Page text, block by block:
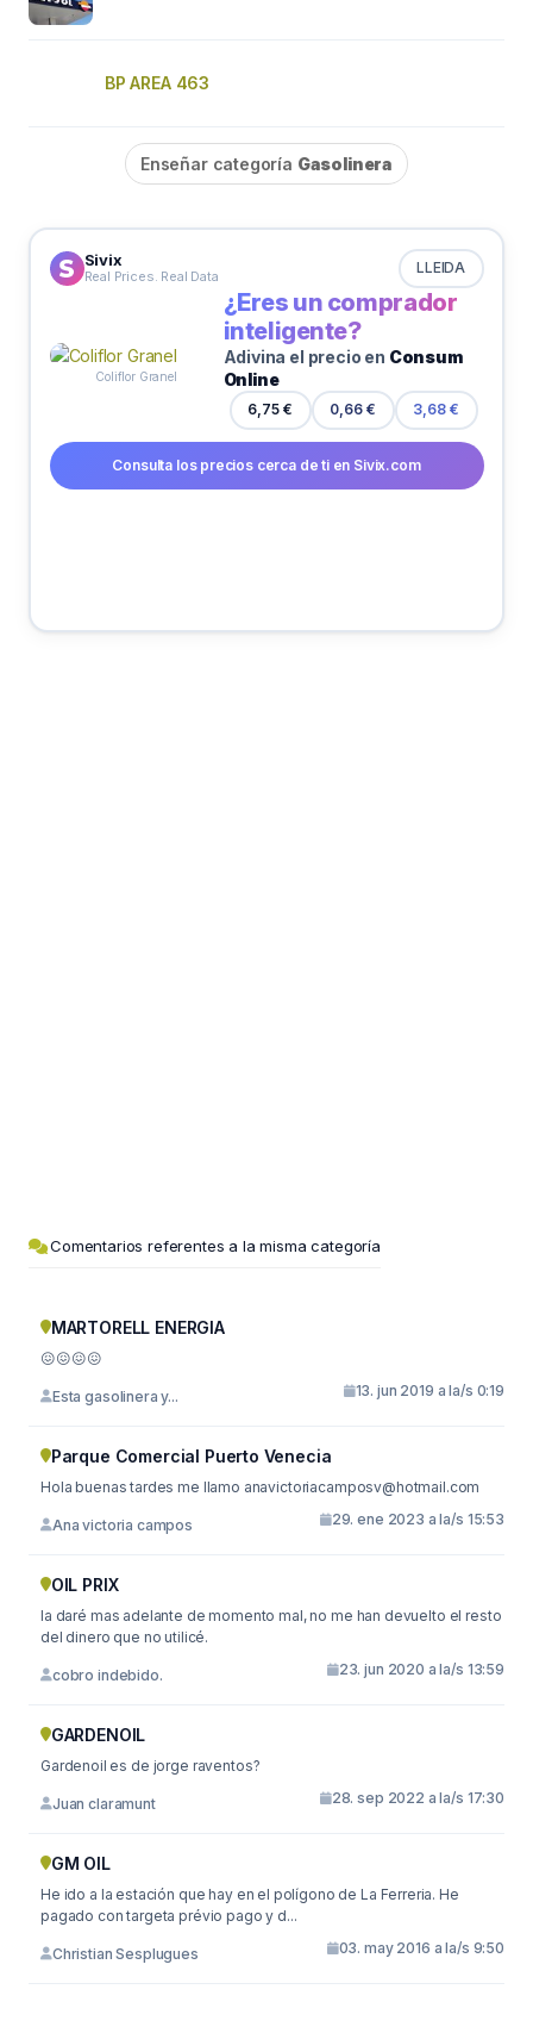
BP AREA 463
Enseñar categoría Gasolinera
Sivix
Real Prices. Real Data LLEIDA
Coliflor Granel
¿Eres un comprador
inteligente?
Adivina el precio en Consum
Online
6,75 € 0,66 € 3,68 €
Consulta los precios cerca de ti en Sivix.com
Comentarios referentes a la misma categoría
MARTORELL ENERGIA
😖😖😖😖
Esta gasolinera y... 13. jun 2019 a la/s 0:19
Parque Comercial Puerto Venecia
Hola buenas tardes me llamo anavictoriacamposv@hotmail.com
Ana victoria campos 29. ene 2023 a la/s 15:53
OIL PRIX
la daré mas adelante de momento mal, no me han devuelto el resto
del dinero que no utilicé.
cobro indebido. 23. jun 2020 a la/s 13:59
GARDENOIL
Gardenoil es de jorge raventos?
Juan claramunt 28. sep 2022 a la/s 17:30
GM OIL
He ido a la estación que hay en el polígono de La Ferreria. He
pagado con targeta prévio pago y d...
Christian Sesplugues 03. may 2016 a la/s 9:50